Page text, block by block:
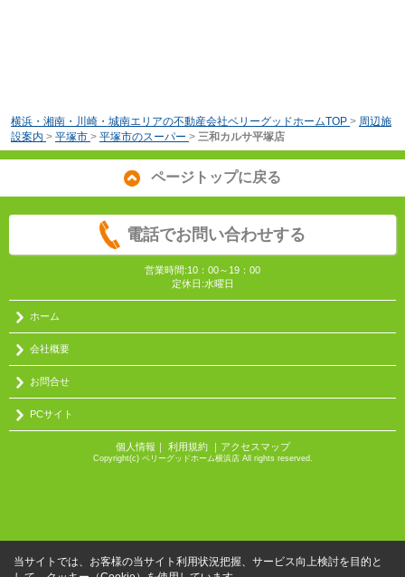
横浜・湘南・川崎・城南エリアの不動産会社ベリーグッドホームTOP > 周辺施
設案内 > 平塚市 > 平塚市のスーパー > 三和カルサ平塚店
ページトップに戻る
電話でお問い合わせする
営業時間:10：00～19：00
定休日:水曜日
ホーム
会社概要
お問合せ
PCサイト
個人情報 ｜ 利用規約｜ アクセスマップ
Copyright(c) ベリーグッドホーム横浜店 All rights reserved.
当サイトでは、お客様の当サイト利用状況把握、サービス向上検討を目的と